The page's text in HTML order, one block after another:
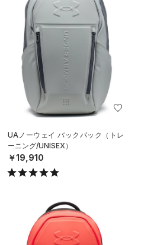
UAノーウェイ バックパック（トレ
ーニング/UNISEX）
￥19,910